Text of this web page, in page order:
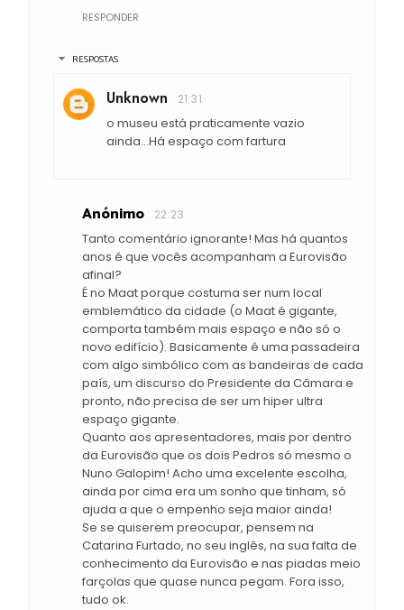
RESPONDER
RESPOSTAS
Unknown 21:31
o museu está praticamente vazio
ainda...Há espaço com fartura
Anónimo 22:23
Tanto comentário ignorante! Mas há quantos
anos é que vocês acompanham a Eurovisão
afinal?
É no Maat porque costuma ser num local
emblemático da cidade (o Maat é gigante,
comporta também mais espaço e não só o
novo edifício). Basicamente é uma passadeira
com algo simbólico com as bandeiras de cada
país, um discurso do Presidente da Câmara e
pronto, não precisa de ser um hiper ultra
espaço gigante.
Quanto aos apresentadores, mais por dentro
da Eurovisão que os dois Pedros só mesmo o
Nuno Galopim! Acho uma excelente escolha,
ainda por cima era um sonho que tinham, só
ajuda a que o empenho seja maior ainda!
Se se quiserem preocupar, pensem na
Catarina Furtado, no seu inglês, na sua falta de
conhecimento da Eurovisão e nas piadas meio
farçolas que quase nunca pegam. Fora isso,
tudo ok.